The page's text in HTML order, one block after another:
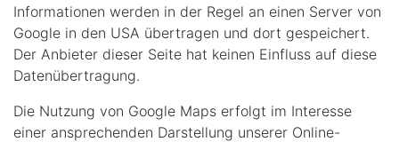
Informationen werden in der Regel an einen Server von
Google in den USA übertragen und dort gespeichert.
Der Anbieter dieser Seite hat keinen Einfluss auf diese
Datenübertragung.
Die Nutzung von Google Maps erfolgt im Interesse
einer ansprechenden Darstellung unserer Online-